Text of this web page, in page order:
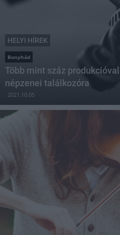
HELYI HÍREK
Bonyhád
Több mint száz
népzenei találkozóra
2021.10.05